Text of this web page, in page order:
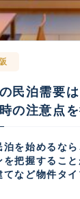
民泊需要
の注意点
泊を始めるな
を把握するこ
てなど物件タ